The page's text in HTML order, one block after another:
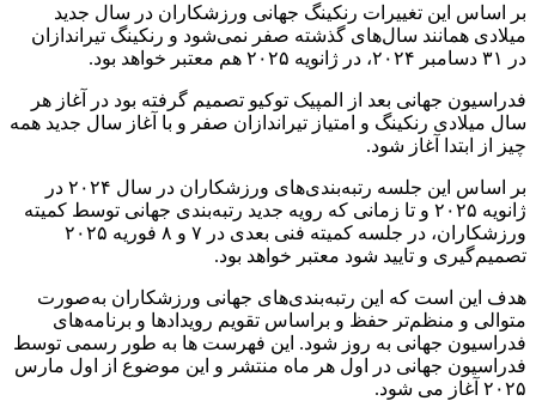
بر اساس این تغییرات رنکینگ جهانی ورزشکاران در سال جدید
میلادی همانند سال‌های گذشته صفر نمی‌شود و رنکینگ تیراندازان
در ۳۱ دسامبر ۲۰۲۴، در ژانویه ۲۰۲۵ هم معتبر خواهد بود.
فدراسیون جهانی بعد از المپیک توکیو تصمیم گرفته بود در آغاز هر
سال میلادی رنکینگ و امتیاز تیراندازان صفر و با آغاز سال جدید همه
چیز از ابتدا آغاز شود.
بر اساس این جلسه رتبه‌بندی‌های ورزشکاران در سال ۲۰۲۴ در
ژانویه ۲۰۲۵ و تا زمانی که رویه جدید رتبه‌بندی جهانی توسط کمیته
ورزشکاران، در جلسه کمیته فنی بعدی در ۷ و ۸ فوریه ۲۰۲۵
تصمیم‌گیری و تایید شود معتبر خواهد بود.
هدف این است که این رتبه‌بندی‌های جهانی ورزشکاران به‌صورت
متوالی و منظم‌تر حفظ و براساس تقویم رویدادها و برنامه‌های
فدراسیون جهانی به روز شود. این فهرست ها به طور رسمی توسط
فدراسیون جهانی در اول هر ماه منتشر و این موضوع از اول مارس
۲۰۲۵ آغاز می شود.